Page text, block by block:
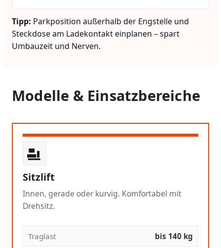
Tipp: Parkposition außerhalb der Engstelle und
Steckdose am Ladekontakt einplanen – spart
Umbauzeit und Nerven.
Modelle & Einsatzbereiche
Sitzlift
Innen, gerade oder kurvig. Komfortabel mit
Drehsitz.
Traglast bis 140 kg